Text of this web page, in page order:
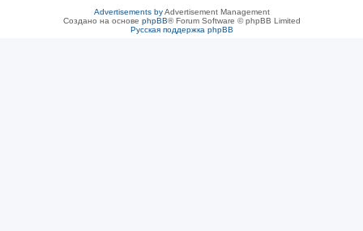
Advertisements byAdvertisement Management
Создано на основе phpBB® Forum Software © phpBB Limited
Русская поддержка phpBB